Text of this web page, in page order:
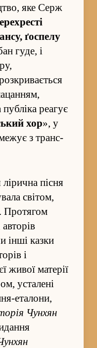
яке Серж
ґоспелу
гуде, і
реагує
хор», у
з транс­
пісня
світом,
Протягом
інші казки
і
живої матерії
усталені
еталони,
Чунхян